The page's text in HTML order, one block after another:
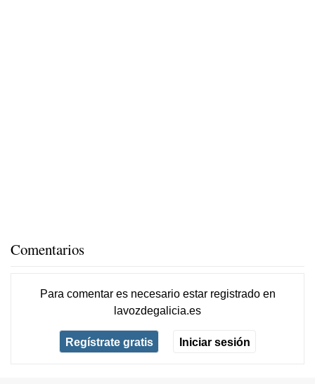
Comentarios
Para comentar es necesario estar registradoen
lavozdegalicia.es
Regístrate gratis Iniciar sesión